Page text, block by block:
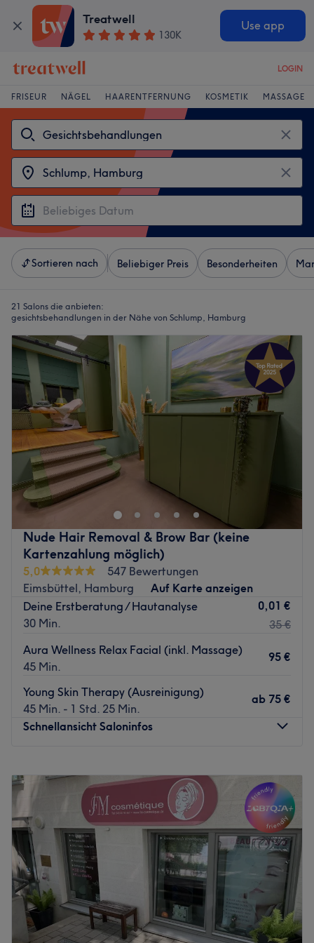
Treatwell
130K
Use app
LOGIN
FRISEUR NÄGEL HAARENTFERNUNG KOSMETIK MASSAGE
Sortieren nach Beliebiger Preis Besonderheiten
21 Salons die anbieten:
gesichtsbehandlungen in der Nähe von Schlump, Hamburg
Nude Hair Removal & Brow Bar (keine
Kartenzahlung möglich)
5,0
547 Bewertungen
Eimsbüttel, Hamburg
Auf Karte anzeigen
Deine Erstberatung / Hautanalyse
30 Min.
0,01 €
35 €
Aura Wellness Relax Facial (inkl. Massage)
45 Min.
95 €
Young Skin Therapy (Ausreinigung)
45 Min. - 1 Std. 25 Min.
ab 75 €
Schnellansicht Saloninfos
Dienstag
11:00
19:00
19:00
Donnerstag
11:00 –19:00
Freitag
11:00–19:00
Samstag
11:00– 19:00
Sonntag
Geschlossen
Unterstreiche deine natürliche Schönheit typgerecht. Das
Studio Nude Hair Removal & Brow Bar (bald Aura
Wellnness) in Hamburg, Eimsbüttel, bietet dir mithilfe der